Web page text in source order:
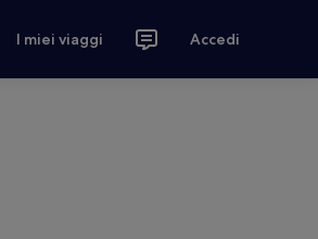
I miei viaggi Accedi